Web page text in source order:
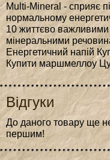
Multi-Mineral - сприяє
нормальному
10 життєво важливими
мінеральними
Енергетичний напій
Купити маршмеллоу
Відгуки
До даного товару ще
першим!